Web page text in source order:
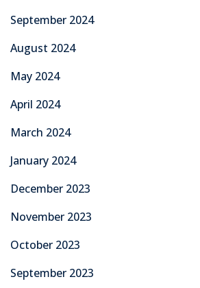
September 2024
August 2024
May 2024
April 2024
March 2024
January 2024
December 2023
November 2023
October 2023
September 2023